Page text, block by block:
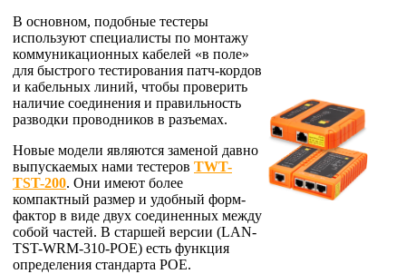
В основном, подобные тестеры
используют специалисты по монтажу
коммуникационных кабелей «в поле»
для быстрого тестирования патч-кордов
и кабельных линий, чтобы проверить
наличие соединения и правильность
разводки проводников в разъемах.
Новые модели являются заменой давно
выпускаемых нами тестеров TWT-
TST-200. Они имеют более
компактный размер и удобный форм-
фактор в виде двух соединенных между
собой частей. В старшей версии (LAN-
TST-WRM-310-POE) есть функция
определения стандарта POE.